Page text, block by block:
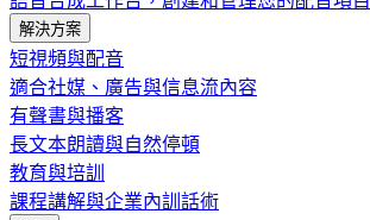
解決方案
短視頻與配音
適合社媒、廣告與信息流內容
有聲書與播客
長文本朗讀與自然停頓
教育與培訓
課程講解與企業內訓話術